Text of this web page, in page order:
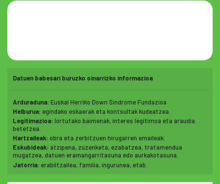
Datuen babesari buruzko oinarrizko informazioa
Arduraduna: Euskal Herriko Down Sindrome Fundazioa
Helburua: egindako eskaerak eta kontsultak kudeatzea.
Legitimazioa: lortutako baimenak, interes legitimoa eta araudia
betetzea.
Hartzaileak: obra eta zerbitzuen hirugarren emaileak.
Eskubideak: atzipena, zuzenketa, ezabatzea, tratamendua
mugatzea, datuen eramangarritasuna edo aurkakotasuna.
Jatorria: erabiltzailea, familia, ingurunea, etab.